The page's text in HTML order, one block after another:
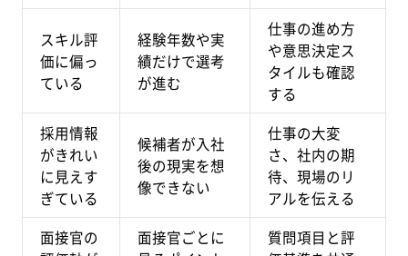
スキル評
価に偏っ
ている
経験年数や実
績だけで選考
が進む
仕事の進め方
や意思決定ス
タイルも確認
する
採用情報
がきれい
に見えす
ぎている
候補者が入社
後の現実を想
像できない
仕事の大変
さ、社内の期
待、現場のリ
アルを伝える
面接官の
面接官ごとに
質問項目と評